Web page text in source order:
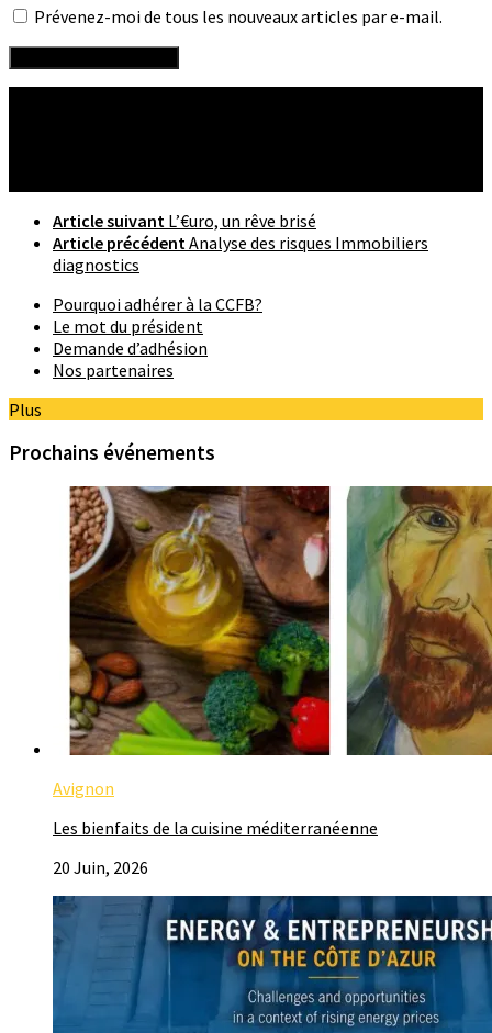
Prévenez-moi de tous les nouveaux articles par e-mail.
Article suivant L’€uro, un rêve brisé
Article précédent Analyse des risques Immobiliers
diagnostics
Pourquoi adhérer à la CCFB?
Le mot du président
Demande d’adhésion
Nos partenaires
Plus
Prochains événements
Avignon
Les bienfaits de la cuisine méditerranéenne
20 Juin, 2026